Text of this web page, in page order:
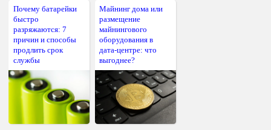
Почему батарейки
быстро
разряжаются: 7
причин и способы
продлить срок
службы
Майнинг дома или
размещение
майнингового
оборудования в
дата-центре: что
выгоднее?